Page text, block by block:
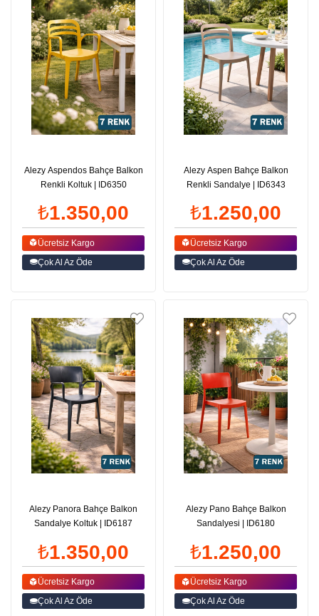
Alezy Aspendos Bahçe Balkon
Renkli Koltuk | ID6350
₺1.350,00
Ücretsiz Kargo
Çok Al Az Öde
Alezy Aspen Bahçe Balkon
Renkli Sandalye | ID6343
₺1.250,00
Ücretsiz Kargo
Çok Al Az Öde
Alezy Panora Bahçe Balkon
Sandalye Koltuk | ID6187
₺1.350,00
Ücretsiz Kargo
Çok Al Az Öde
Alezy Pano Bahçe Balkon
Sandalyesi | ID6180
₺1.250,00
Ücretsiz Kargo
Çok Al Az Öde